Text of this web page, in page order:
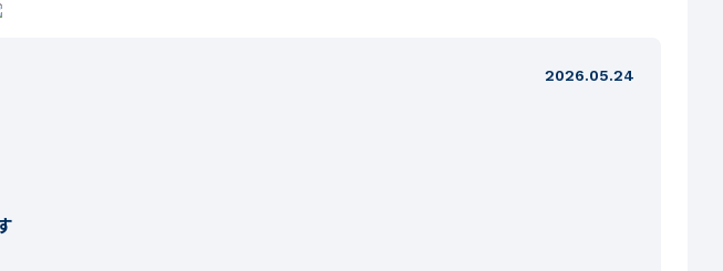
2026.05.24